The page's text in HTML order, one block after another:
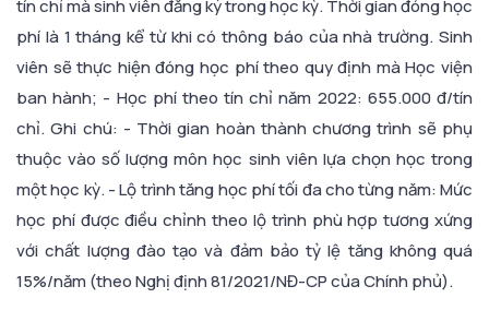
tín chỉ mà sinh viên đăng ký trong học kỳ. Thời gian đóng học
phí là 1 tháng kể từ khi có thông báo của nhà trường. Sinh
viên sẽ thực hiện đóng học phí theo quy định mà Học viện
ban hành; - Học phí theo tín chỉ năm 2022: 655.000 đ/tín
chỉ. Ghi chú: - Thời gian hoàn thành chương trình sẽ phụ
thuộc vào số lượng môn học sinh viên lựa chọn học trong
một học kỳ. - Lộ trình tăng học phí tối đa cho từng năm: Mức
học phí được điều chỉnh theo lộ trình phù hợp tương xứng
với chất lượng đào tạo và đảm bảo tỷ lệ tăng không quá
15%/năm (theo Nghị định 81/2021/NĐ-CP của Chính phủ).